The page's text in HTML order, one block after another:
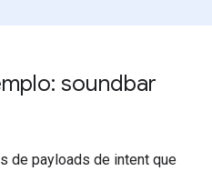
soundbar
de payloads de intent que